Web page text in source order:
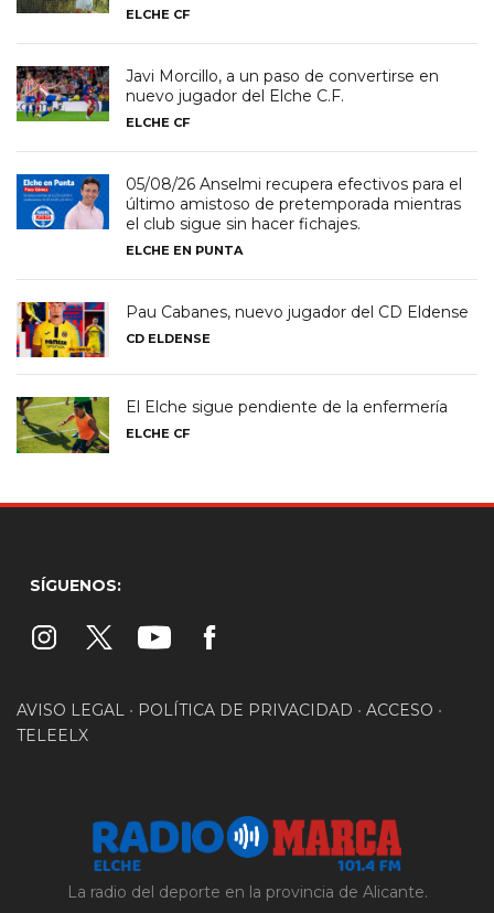
ELCHE CF
Javi Morcillo, a un paso de convertirse en
nuevo jugador del Elche C.F.
ELCHE CF
05/08/26 Anselmi recupera efectivos para el
último amistoso de pretemporada mientras
el club sigue sin hacer fichajes.
ELCHE EN PUNTA
Pau Cabanes, nuevo jugador del CD Eldense
CD ELDENSE
El Elche sigue pendiente de la enfermería
ELCHE CF
SÍGUENOS:
AVISO LEGAL • POLÍTICA DE PRIVACIDAD • ACCESO •
TELEELX
La radio del deporte en la provincia de Alicante.